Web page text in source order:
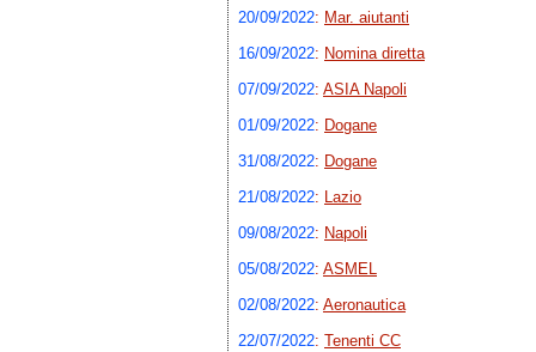
20/09/2022: Mar. aiutanti
16/09/2022: Nomina diretta
07/09/2022: ASIA Napoli
01/09/2022: Dogane
31/08/2022: Dogane
21/08/2022: Lazio
09/08/2022: Napoli
05/08/2022: ASMEL
02/08/2022: Aeronautica
22/07/2022: Tenenti CC